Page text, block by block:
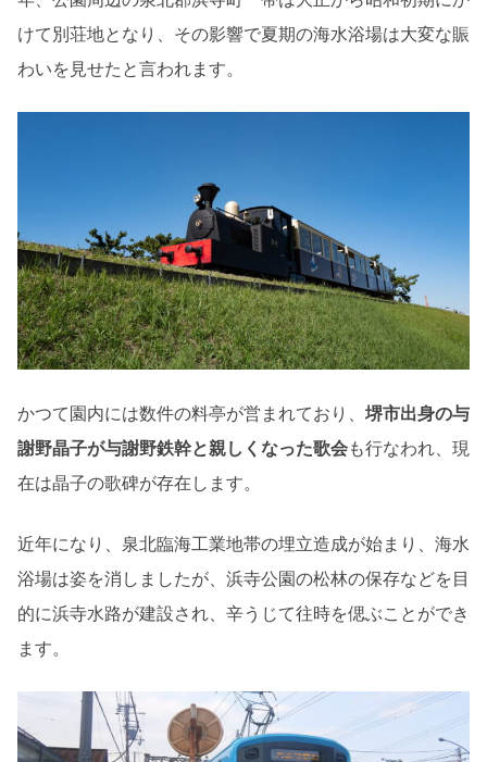
けて別荘地となり、その影響で夏期の海水浴場は大変な賑
わいを見せたと言われます。
かつて園内には数件の料亭が営まれており、 堺市出身の与
謝野晶子が与謝野鉄幹と親しくなった歌会も行なわれ、現
在は晶子の歌碑が存在します。
近年になり、泉北臨海工業地帯の埋立造成が始まり、海水
浴場は姿を消しましたが、浜寺公園の松林の保存などを目
的に浜寺水路が建設され、辛うじて往時を偲ぶことができ
ます。